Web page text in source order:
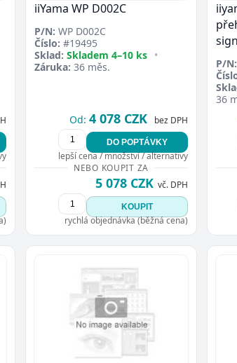
iiYama WP D002C
P/N: WP D002C
Číslo: #19495
Sklad: Skladem 4–10 ks •
Záruka: 36 měs.
Od: 4 078 CZK bez DPH
DO POPTÁVKY
lepší cena / množství / alternativy
NEBO KOUPIT ZA
5 078 CZK vč. DPH
KOUPIT
rychlá objednávka (běžná cena)
P/N:
36